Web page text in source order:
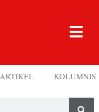
ARTIKEL KOLUMNIS